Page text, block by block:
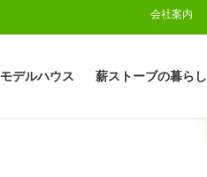
会社案内
モデルハウス 薪ストーブの暮らし